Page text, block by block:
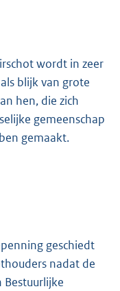
wordt in zeer
blijk van grote
hen, die zich
gemeenschap
gemaakt.
geschiedt
nadat de
Bestuurlijke